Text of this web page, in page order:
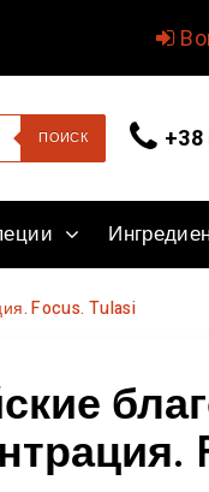
ПОИСК +38
Focus. Tulasi